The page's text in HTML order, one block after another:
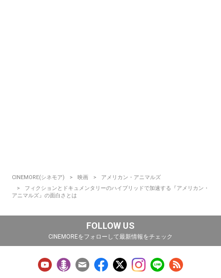
CINEMORE(シネモア) 映画
アメリカン・アニマルズ
フィクションとドキュメンタリーのハイブリッドで加速する『アメリカン・
アニマルズ』の面白さとは
FOLLOW US
CINEMOREをフォローして最新情報をチェック